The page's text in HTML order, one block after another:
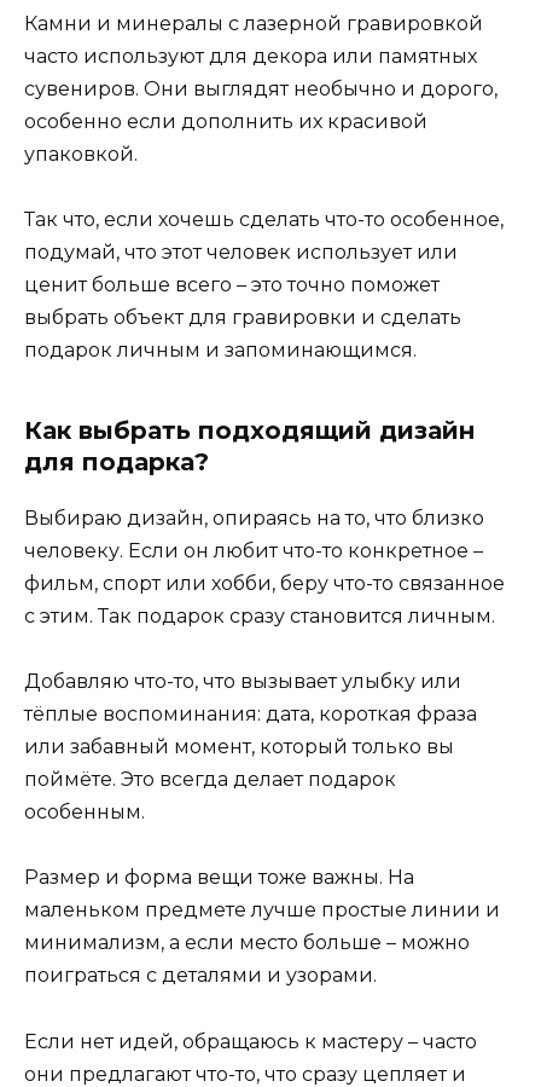
Камни и минералы с лазерной гравировкой
часто используют для декора или памятных
сувениров. Они выглядят необычно и дорого,
особенно если дополнить их красивой
упаковкой.
Так что, если хочешь сделать что-то особенное,
подумай, что этот человек использует или
ценит больше всего – это точно поможет
выбрать объект для гравировки и сделать
подарок личным и запоминающимся.
Как выбрать подходящий дизайн
для подарка?
Выбираю дизайн, опираясь на то, что близко
человеку. Если он любит что-то конкретное –
фильм, спорт или хобби, беру что-то связанное
с этим. Так подарок сразу становится личным.
Добавляю что-то, что вызывает улыбку или
тёплые воспоминания: дата, короткая фраза
или забавный момент, который только вы
поймёте. Это всегда делает подарок
особенным.
Размер и форма вещи тоже важны. На
маленьком предмете лучше простые линии и
минимализм, а если место больше – можно
поиграться с деталями и узорами.
Если нет идей, обращаюсь к мастеру – часто
они предлагают что-то, что сразу цепляет и